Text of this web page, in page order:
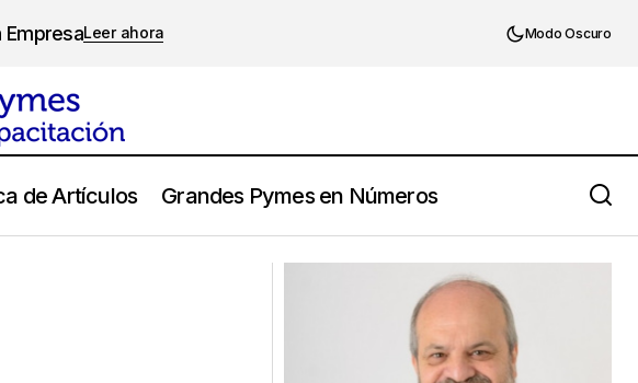
EmpresaLeer ahora Modo Oscuro
de Artículos Grandes Pymes en Números